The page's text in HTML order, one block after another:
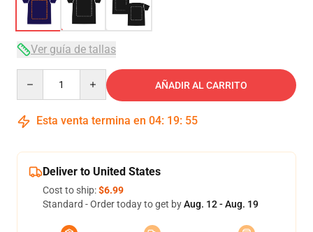
Ver guía de tallas
AÑADIR AL CARRITO
Esta venta termina en 04: 19: 54
Deliver to United States
Cost to ship:$6.99
Standard - Order today to get byAug. 12 - Aug. 19